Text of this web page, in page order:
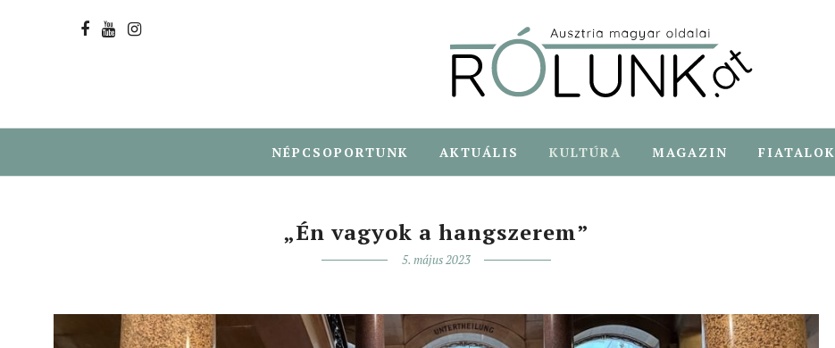
NÉPCSOPORTUNK AKTUÁLIS KULTÚRA MAGAZIN FIATALOK
„Én vagyok a hangszerem”
5. május 2023